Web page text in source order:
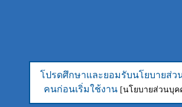
โปรดศึกษาและยอมรับนโยบายส่ว
คนก่อนเริ่มใช้งาน [นโยบายส่วนบุค
โปรดศึกษาและยอมรับนโยบายส่ว
คนก่อนเริ่มใช้งาน [นโยบายส่วนบุค